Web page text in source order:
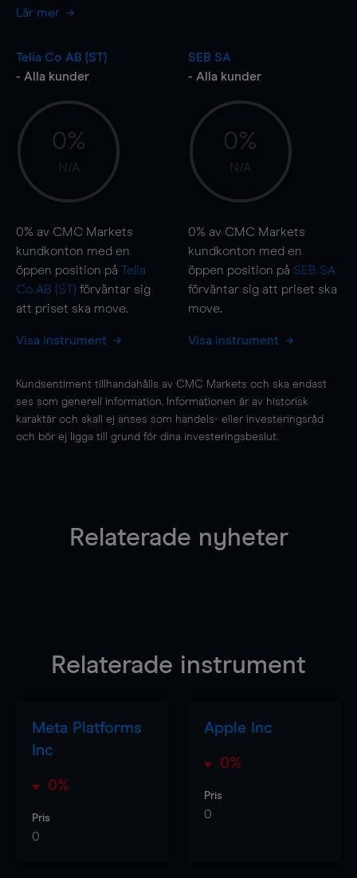
Lär mer
Telia Co AB (ST)
- Alla kunder
0%
N/A
0% av CMC Markets
kundkonton med en
öppen position på Telia
Co AB (ST) förväntar sig
att priset ska move.
Visa instrument
SEB SA
- Alla kunder
0%
N/A
0% av CMC Markets
kundkonton med en
öppen position på SEB SA
förväntar sig att priset ska
move.
Visa instrument
Kundsentiment tillhandahålls av CMC Markets och ska endast
ses som generell information. Informationen är av historisk
karaktär och skall ej anses som handels- eller investeringsråd
och bör ej ligga till grund för dina investeringsbeslut.
Relaterade nyheter
Relaterade instrument
Meta Platforms
Inc
0%
Pris
0
Apple Inc
0%
Pris
0